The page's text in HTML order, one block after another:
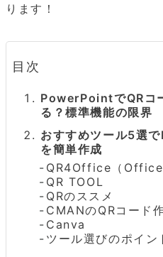
ります！
目次
PowerPointでQRコ
る？標準機能の限界
おすすめツール5選
を簡単作成
QR4Office（Office
QR TOOL
QRのススメ
CMANのQRコード
Canva
ツール選びのポイン